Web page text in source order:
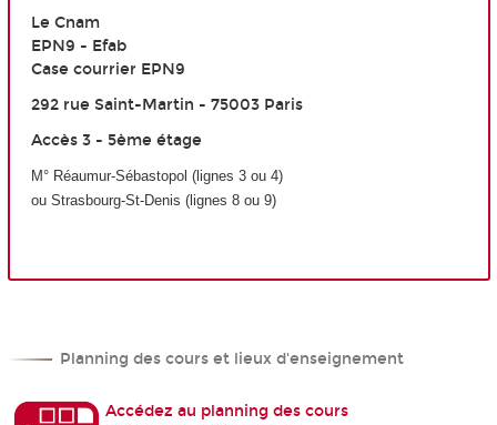
Le Cnam
EPN9 - Efab
Case courrier EPN9
292 rue Saint-Martin - 75003 Paris
Accès 3 - 5ème étage
M° Réaumur-Sébastopol (lignes 3 ou 4)
ou Strasbourg-St-Denis (lignes 8 ou 9)
Planning des cours et lieux d'enseignement
Accédez au planning des cours